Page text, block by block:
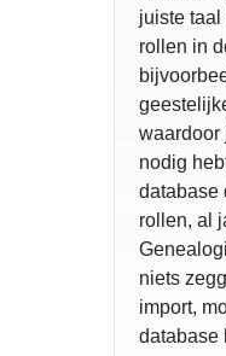
juiste taal
rollen in
waardoor
nodig
database
rollen, al
niets
import,
database